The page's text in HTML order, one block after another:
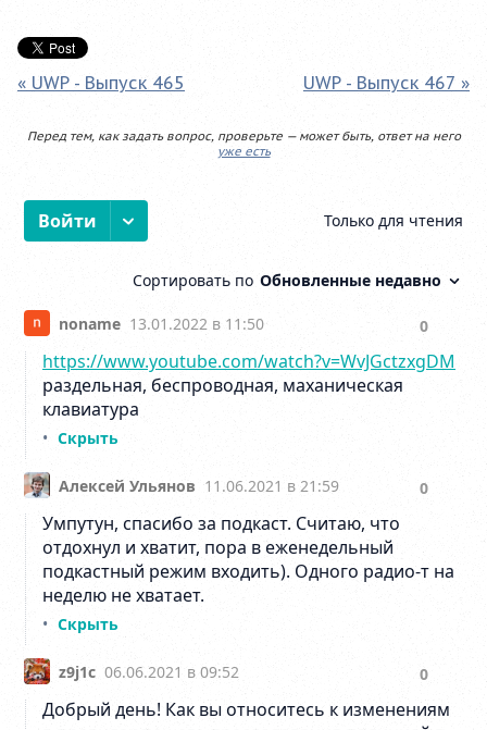
« UWP - Выпуск 465 UWP - Выпуск 467 »
Перед тем, как задать вопрос, проверьте — может быть, ответ на него
уже есть